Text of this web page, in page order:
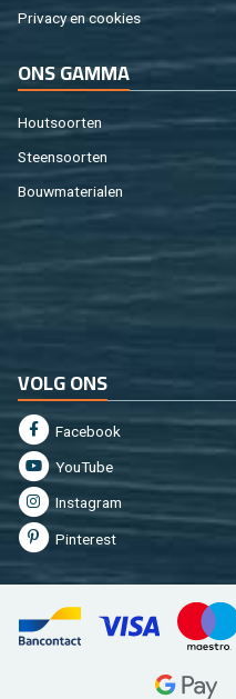
Pri­va­cy en coo­kies
ONS GAMMA
Hout­soor­ten
Steen­soor­ten
Bouw­ma­te­ri­a­len
VOLG ONS
Fa­cebook
You­Tu­be
In­st­agram
Pin­te­rest